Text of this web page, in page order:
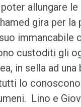
allungare le
gira per la
immancabile
custoditi gli
in sella ad
lo
Lino e